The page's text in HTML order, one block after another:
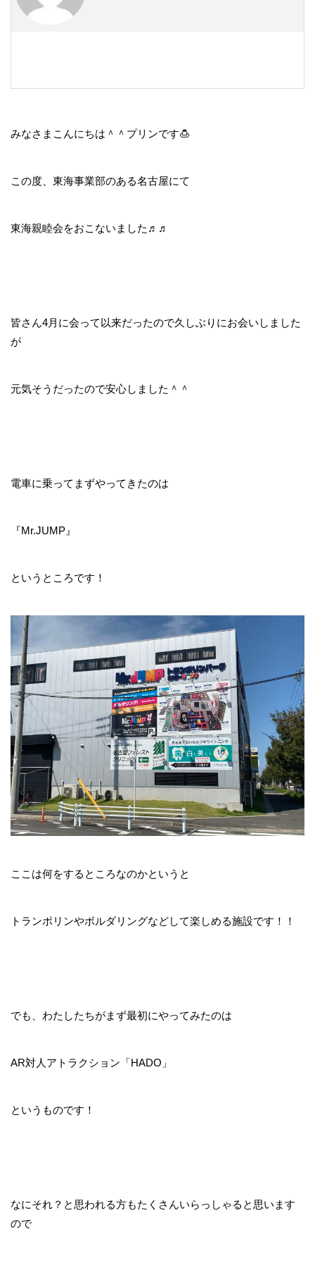
みなさまこんにちは＾＾プリンです🍮
この度、東海事業部のある名古屋にて
東海親睦会をおこないました♬♬
皆さん4月に会って以来だったので久しぶりにお会いしました
が
元気そうだったので安心しました＾＾
電車に乗ってまずやってきたのは
『Mr.JUMP』
というところです！
ここは何をするところなのかというと
トランポリンやボルダリングなどして楽しめる施設です！！
でも、わたしたちがまず最初にやってみたのは
AR対人アトラクション「HADO」
というものです！
なにそれ？と思われる方もたくさんいらっしゃると思います
ので